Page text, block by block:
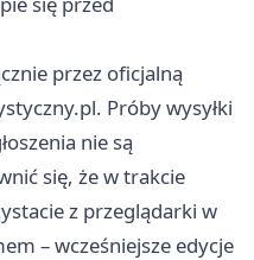
przez oficjalną
Próby wysyłki
nie są
się, że w trakcie
z przeglądarki w
– wcześniejsze edycje